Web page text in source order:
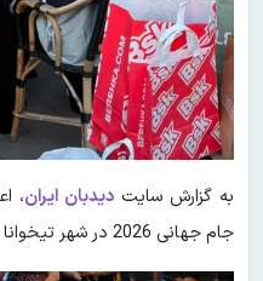
به گزارش سایت دیدبان ایران،
جام جهانی 2026 در شهر تیخوانا حضور یافتند.